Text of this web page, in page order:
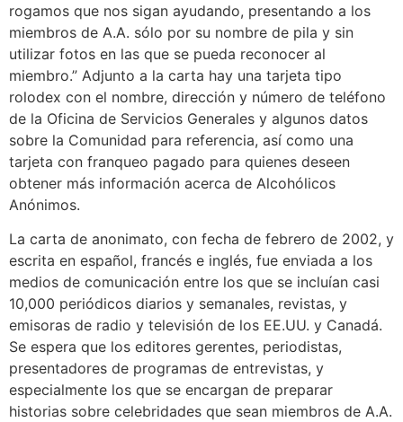
rogamos que nos sigan ayudando, presentando a los
miembros de A.A. sólo por su nombre de pila y sin
utilizar fotos en las que se pueda reconocer al
miembro.” Adjunto a la carta hay una tarjeta tipo
rolodex con el nombre, dirección y número de teléfono
de la Oficina de Servicios Generales y algunos datos
sobre la Comunidad para referencia, así como una
tarjeta con franqueo pagado para quienes deseen
obtener más información acerca de Alcohólicos
Anónimos.
La carta de anonimato, con fecha de febrero de 2002, y
escrita en español, francés e inglés, fue enviada a los
medios de comunicación entre los que se incluían casi
10,000 periódicos diarios y semanales, revistas, y
emisoras de radio y televisión de los EE.UU. y Canadá.
Se espera que los editores gerentes, periodistas,
presentadores de programas de entrevistas, y
especialmente los que se encargan de preparar
historias sobre celebridades que sean miembros de A.A.